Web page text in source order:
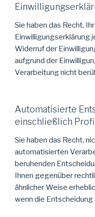
Sie haben das Recht,
Einwilligungserklärung
Widerruf der
aufgrund der
Verarbeitung nicht
Automatisierte
einschließlich
Sie haben das Recht,
automatisierten
beruhenden
Ihnen gegenüber
ähnlicher Weise
wenn die Entscheidung